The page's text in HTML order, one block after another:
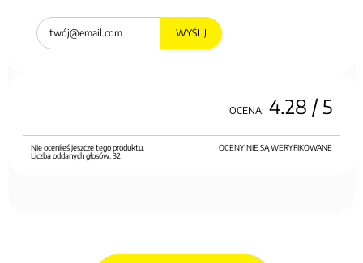
WYŚLIJ
OCENA: 4.28 / 5
OCENY NIE SĄ WERYFIKOWANE
Nie oceniłeś jeszcze tego produktu.
Liczba oddanych głosów:32